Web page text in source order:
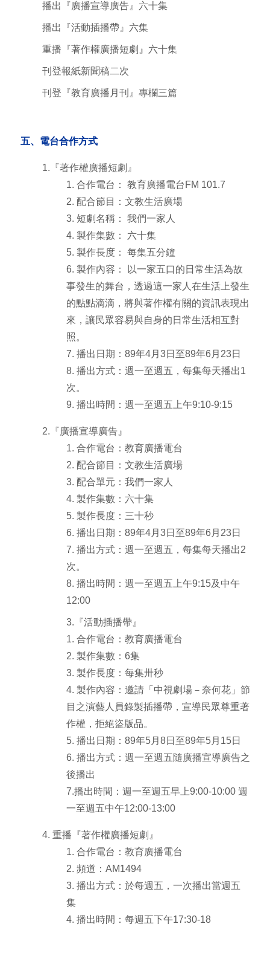
播出『廣播宣導廣告』六十集
播出『活動插播帶』六集
重播『著作權廣播短劇』六十集
刊登報紙新聞稿二次
刊登『教育廣播月刊』專欄三篇
五、電台合作方式
1.『著作權廣播短劇』
1. 合作電台： 教育廣播電台FM 101.7
2. 配合節目：文教生活廣場
3. 短劇名稱： 我們一家人
4. 製作集數： 六十集
5. 製作長度： 每集五分鐘
6. 製作內容： 以一家五口的日常生活為故
事發生的舞台，透過這一家人在生活上發生
的點點滴滴，將與著作權有關的資訊表現出
來，讓民眾容易與自身的日常生活相互對
照。
7. 播出日期：89年4月3日至89年6月23日
8. 播出方式：週一至週五，每集每天播出1
次。
9. 播出時間：週一至週五上午9:10-9:15
2.『廣播宣導廣告』
1. 合作電台：教育廣播電台
2. 配合節目：文教生活廣場
3. 配合單元：我們一家人
4. 製作集數：六十集
5. 製作長度：三十秒
6. 播出日期：89年4月3日至89年6月23日
7. 播出方式：週一至週五，每集每天播出2
次。
8. 播出時間：週一至週五上午9:15及中午
12:00
3.『活動插播帶』
1. 合作電台：教育廣播電台
2. 製作集數：6集
3. 製作長度：每集卅秒
4. 製作內容：邀請「中視劇場－奈何花」節
目之演藝人員錄製插播帶，宣導民眾尊重著
作權，拒絕盜版品。
5. 播出日期：89年5月8日至89年5月15日
6. 播出方式：週一至週五隨廣播宣導廣告之
後播出
7.播出時間：週一至週五早上9:00-10:00 週
一至週五中午12:00-13:00
4. 重播『著作權廣播短劇』
1. 合作電台：教育廣播電台
2. 頻道：AM1494
3. 播出方式：於每週五，一次播出當週五
集
4. 播出時間：每週五下午17:30-18